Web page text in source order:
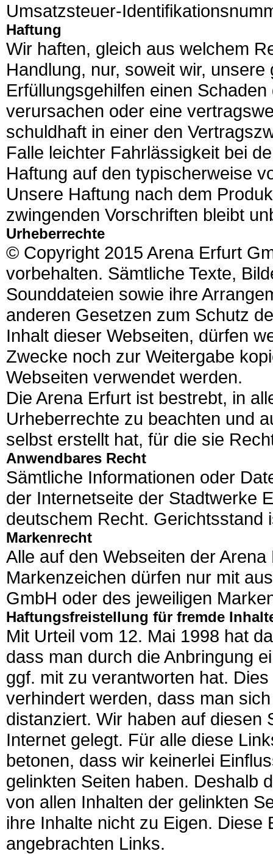
Umsatzsteuer-
Haftung
Wir haften, gleich aus welchem
Handlung, nur, soweit wir,
Erfüllungsgehilfen einen
verursachen oder eine
schuldhaft in einer den
Falle leichter Fahrlässigkeit bei
Haftung auf den typischerweise
Unsere Haftung nach dem
zwingenden Vorschriften bleibt
Urheberrechte
© Copyright 2015 Arena Erfurt
vorbehalten. Sämtliche Texte,
Sounddateien sowie ihre
anderen Gesetzen zum Schutz
Inhalt dieser Webseiten, dürfen
Zwecke noch zur Weitergabe
Webseiten verwendet werden.
Die Arena Erfurt ist bestrebt, in
Urheberrechte zu beachten und
selbst erstellt hat, für die sie
Anwendbares Recht
Sämtliche Informationen oder
der Internetseite der Stadtwerke
deutschem Recht. Gerichtsstand
Markenrecht
Alle auf den Webseiten der
Markenzeichen dürfen nur mit
GmbH oder des jeweiligen
Haftungsfreistellung für fremde
Mit Urteil vom 12. Mai 1998 hat
dass man durch die Anbringung
ggf. mit zu verantworten hat.
verhindert werden, dass man
distanziert. Wir haben auf diesen
Internet gelegt. Für alle diese
betonen, dass wir keinerlei
gelinkten Seiten haben. Deshalb
von allen Inhalten der gelinkten
ihre Inhalte nicht zu Eigen. Diese
angebrachten Links.